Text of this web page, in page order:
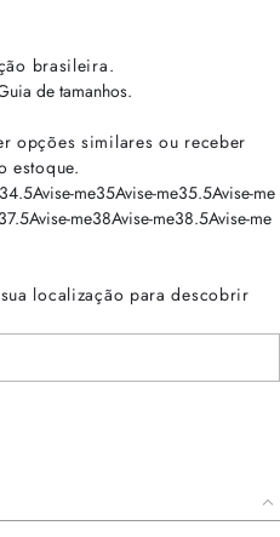
brasileira.
de tamanhos.
opções similares ou receber
estoque.
34.5Avise-me35Avise-me35.5Avise-me
37.5Avise-me38Avise-me38.5Avise-me
localização para descobrir